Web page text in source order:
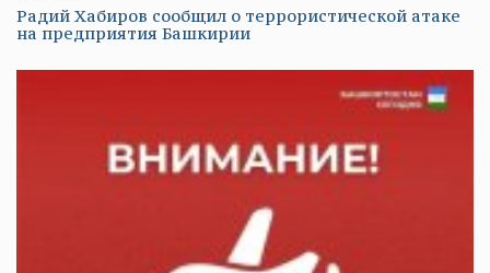
Радий Хабиров сообщил о террористической атаке
на предприятия Башкирии